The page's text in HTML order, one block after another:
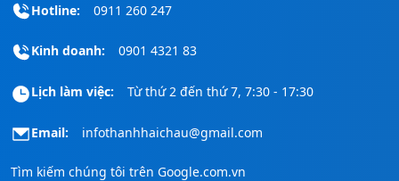
Hotline: 0911 260 247
Kinh doanh: 0901 4321 83
Lịch làm việc: Từ thứ 2 đến thứ 7, 7:30 - 17:30
Email: infothanhhaichau@gmail.com
Tìm kiếm chúng tôi trên Google.com.vn